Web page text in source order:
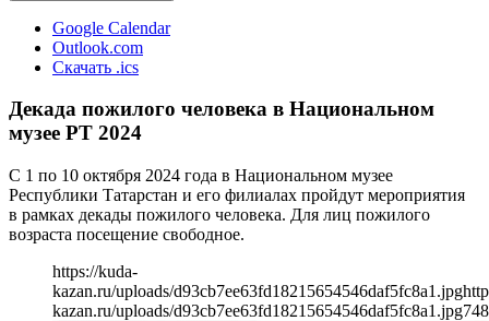
Google Calendar
Outlook.com
Скачать .ics
Декада пожилого человека в Национальном
музее РТ 2024
С 1 по 10 октября 2024 года в Национальном музее
Республики Татарстан и его филиалах пройдут мероприятия
в рамках декады пожилого человека. Для лиц пожилого
возраста посещение свободное.
https://kuda-
kazan.ru/uploads/d93cb7ee63fd18215654546daf5fc8a1.jpg
kazan.ru/uploads/d93cb7ee63fd18215654546daf5fc8a1.jpg748